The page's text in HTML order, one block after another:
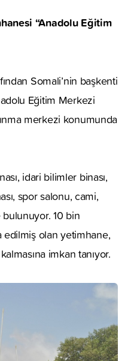
“Anadolu Eğitim
Somali’nin başkenti
Eğitim Merkezi
merkezi konumunda
idari bilimler binası,
spor salonu, cami,
bulunuyor. 10 bin
olan yetimhane,
imkan tanıyor.